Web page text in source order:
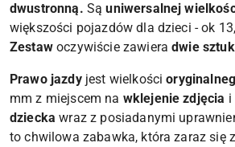
dwustronną. Sąuniwersalnej
większości pojazdów dla dzieci - ok
Zestawoczywiście zawieradwie
Prawo jazdyjest wielkości
mm z miejscem na wklejenie zdjęcia i
dziecka wraz z posiadanymi
to chwilowa zabawka, która zaraz się